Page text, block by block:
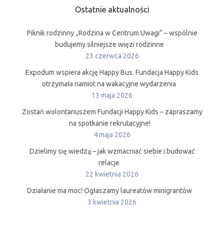
Ostatnie aktualności
Piknik rodzinny „Rodzina w Centrum Uwagi” – wspólnie
budujemy silniejsze więzi rodzinne
23 czerwca 2026
Expodum wspiera akcję Happy Bus. Fundacja Happy Kids
otrzymała namiot na wakacyjne wydarzenia
13 maja 2026
Zostań wolontariuszem Fundacji Happy Kids – zapraszamy
na spotkanie rekrutacyjne!
4 maja 2026
Dzielimy się wiedzą – jak wzmacniać siebie i budować
relacje
22 kwietnia 2026
Działanie ma moc! Ogłaszamy laureatów minigrantów
3 kwietnia 2026